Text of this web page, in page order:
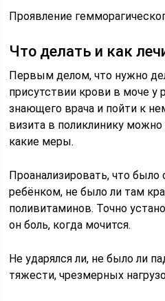
Проявление
Что делать и как
Первым делом, что нужно
присутствии крови в моче у
знающего врача и пойти к
визита в поликлинику
какие меры.
Проанализировать, что
ребёнком, не было ли там
поливитаминов. Точно
он боль, когда мочится.
Не ударялся ли, не было ли
тяжести, чрезмерных